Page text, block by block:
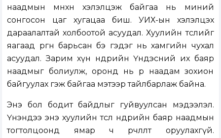
наадмын өмнөхөн хэлэлцэж байгаа нь миний
сонгосон цаг хугацаа биш. УИХ-ын хэлэлцэх
дараалалтай холбоотой асуудал. Хуулийн төслийг
яагаад өргөн барьсан бэ гэдэг нь хамгийн чухал
асуудал. Зарим хүн өнөөдрийн Үндэсний их баяр
наадмыг болиулж, оронд нь өөр наадам зохион
байгуулах гэж байгаа мэтээр тайлбарлаж байна.
Энэ бол бодит байдлыг гуйвуулсан мэдээлэл.
Үнэндээ энэ хуулийн төсөл өнөөдрийн баяр наадмын
тогтолцоонд ямар ч өөрчлөлт оруулахгүй.